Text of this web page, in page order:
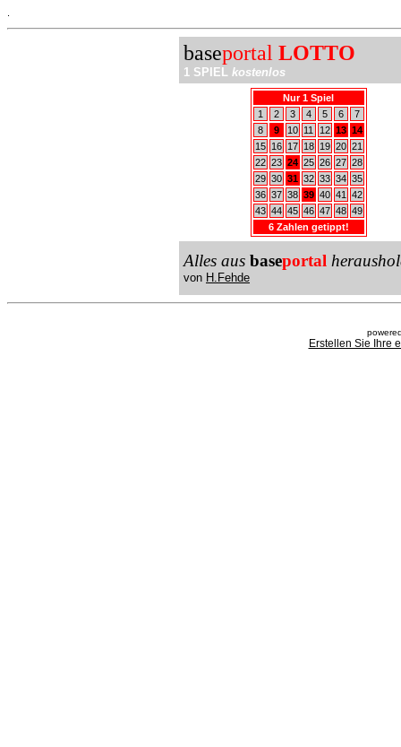
baseportal LOTTO
1 SPIEL kostenlos
Nur 1 Spiel
1
2 3 4 5 6
7
8
9 10 11 12 13 14
15
16 17 18 19 20 21
22 23 24 25 26 27 28
29 30 31 32 33 34 35
36 37 38 39 40 41
42
43 44 45 46 47 48 49
6 Zahlen getippt!
Alles aus baseportal
von H.Fehde
Erstellen Sie Ihre